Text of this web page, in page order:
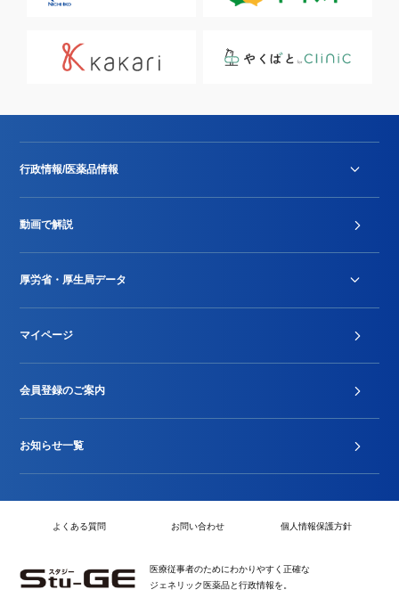
行政情報/医薬品情報
Stu-GEレポート
動画で解説
厚労省・厚生局データ
2024年度新設項目届出状況
マイページ
会員登録のご案内
お知らせ一覧
よくある質問 お問い合わせ 個人情報保護方針
医療従事者のためにわかりやすく正確な
ジェネリック医薬品と行政情報を。